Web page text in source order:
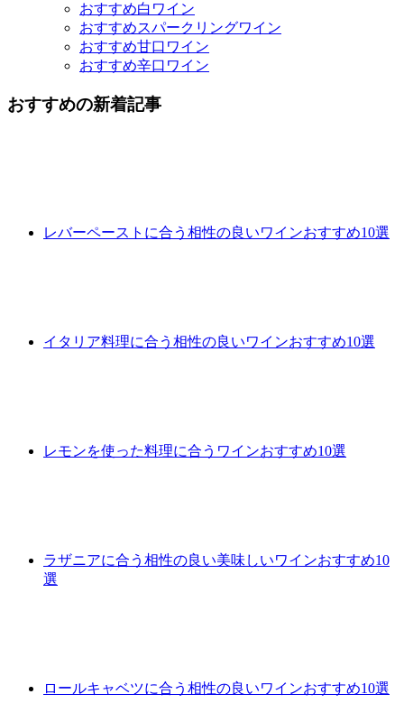
おすすめ白ワイン
おすすめスパークリングワイン
おすすめ甘口ワイン
おすすめ辛口ワイン
おすすめの新着記事
レバーペーストに合う相性の良いワインおすすめ10選
イタリア料理に合う相性の良いワインおすすめ10選
レモンを使った料理に合うワインおすすめ10選
ラザニアに合う相性の良い美味しいワインおすすめ10
選
ロールキャベツに合う相性の良いワインおすすめ10選